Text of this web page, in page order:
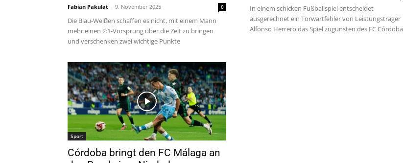
Fabian Pakulat - 9. November 2025 0
Die Blau-Weißen schaffen es nicht, mit einem Mann
mehr einen 2:1-Vorsprung über die Zeit zu bringen
und verschenken zwei wichtige Punkte
In einem schicken Fußballspiel entscheidet
ausgerechnet ein Torwartfehler von Leistungsträger
Alfonso Herrero das Spiel zugunsten des FC Córdoba
Sport
Córdoba bringt den FC Málaga an